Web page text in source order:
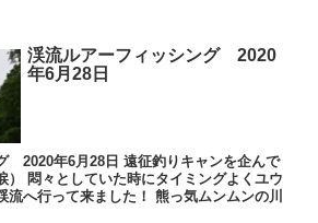
渓流ルアーフィッシング 2020
年6月28日
2020年6月28日 遠征釣りキャンを企んで
） 悶々としていた時にタイミングよくユウ
流へ行って来ました！ 熊っ気ムンムンの川